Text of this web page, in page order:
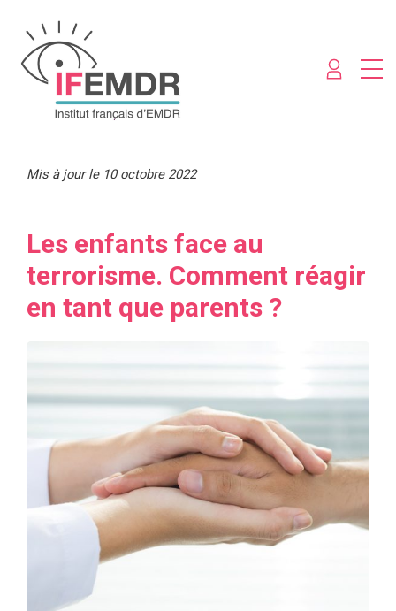
Les enfants face au
terrorisme. Comment réagir
en tant que parents ?
Mis à jour le 10 octobre 2022